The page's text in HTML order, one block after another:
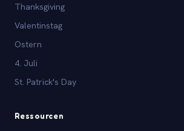
Thanksgiving
Valentinstag
Ostern
4. Juli
St. Patrick's Day
Ressourcen